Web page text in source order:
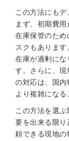
この方法にもデ
まず、初期費
在庫保管のため
スクもありま
在庫が過剰にな
す。さらに、
の対応は、国
より複雑になる
この方法を選
要を出来る限
頼できる現地